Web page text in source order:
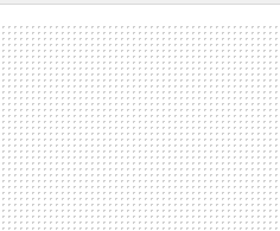
FACEBOOK
TWITTERFLIPBOARD
E-
MAIL
WHATSAPP